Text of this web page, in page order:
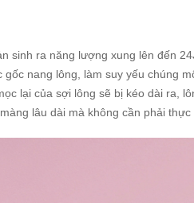
sinh ra năng lượng xung lên đến
nang lông, làm suy yếu chúng
lại của sợi lông sẽ bị kéo dài ra,
lâu dài mà không cần phải